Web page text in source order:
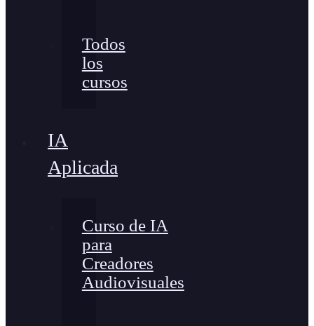
Todos
los
cursos
IA
Aplicada
Curso de IA
para
Creadores
Audiovisuales